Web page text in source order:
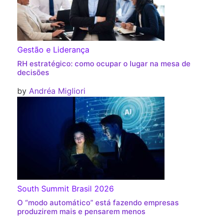
Gestão e Liderança
RH estratégico: como ocupar o lugar na mesa de
decisões
by Andréa Migliori
South Summit Brasil 2026
O “modo automático” está fazendo empresas
produzirem mais e pensarem menos